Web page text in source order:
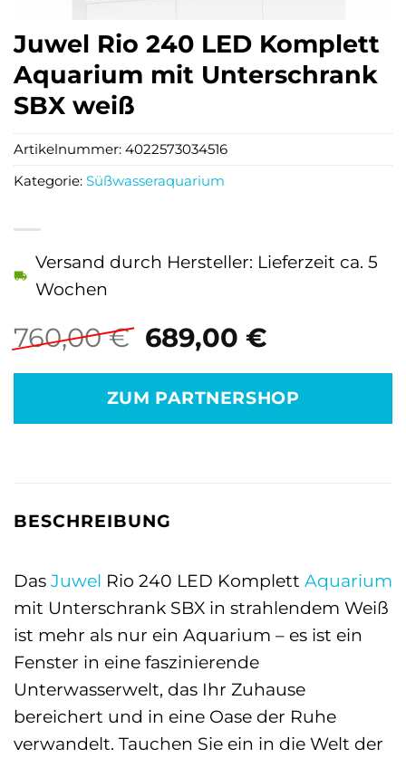
Juwel Rio 240 LED Komplett
Aquarium mit Unterschrank
SBX weiß
760,00€ Ursprünglicher
Preis
war:
760,00 €
689,00 €Aktueller
ist:
689,00 €.
Versand durch Hersteller: Lieferzeit ca. 5
Wochen
ZUM PARTNERSHOP
Artikelnummer: 4022573034516
Kategorie: Süßwasseraquarium
BESCHREIBUNG
Das Juwel Rio 240 LED Komplett Aquarium
mit Unterschrank SBX in strahlendem Weiß
ist mehr als nur ein Aquarium – es ist ein
Fenster in eine faszinierende
Unterwasserwelt, das Ihr Zuhause
bereichert und in eine Oase der Ruhe
verwandelt. Tauchen Sie ein in die Welt der